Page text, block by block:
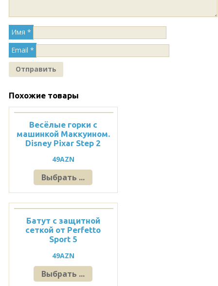
Имя *
Email *
Похожие товары
Весёлые горки c
машинкой Маккуином.
Disney Pixar Step 2
49AZN
Выбрать ...
Батут с защитной
cеткой от Perfetto
Sport 5
49AZN
Выбрать ...